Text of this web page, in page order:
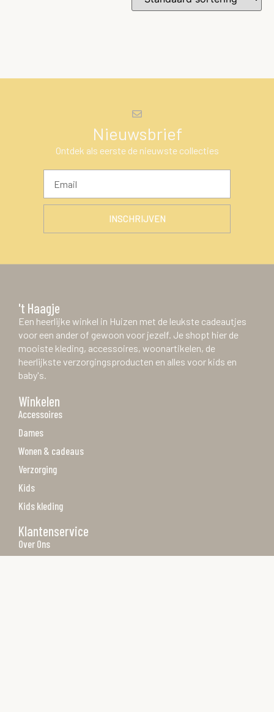
Nieuwsbrief
Ontdek als eerste de nieuwste collecties
INSCHRIJVEN
't Haagje
Een heerlijke winkel in Huizen met de leukste cadeautjes
voor een ander of gewoon voor jezelf. Je shopt hier de
mooiste kleding, accessoires, woonartikelen, de
heerlijkste verzorgingsproducten en alles voor kids en
baby's.
Winkelen
Accessoires
Dames
Wonen & cadeaus
Verzorging
Kids
Kids kleding
Klantenservice
Over Ons